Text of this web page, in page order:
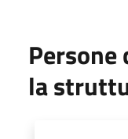
Persone
la